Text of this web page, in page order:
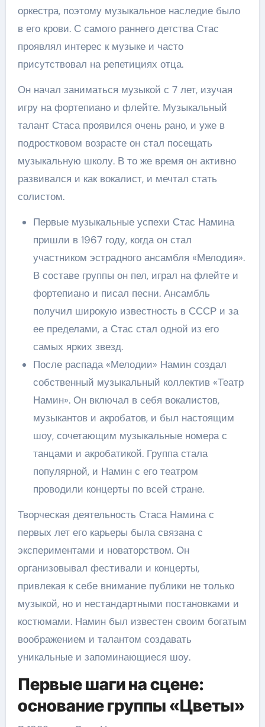
оркестра, поэтому музыкальное наследие было
в его крови. С самого раннего детства Стас
проявлял интерес к музыке и часто
присутствовал на репетициях отца.
Он начал заниматься музыкой с 7 лет, изучая
игру на фортепиано и флейте. Музыкальный
талант Стаса проявился очень рано, и уже в
подростковом возрасте он стал посещать
музыкальную школу. В то же время он активно
развивался и как вокалист, и мечтал стать
солистом.
Первые музыкальные успехи Стас Намина
пришли в 1967 году, когда он стал
участником эстрадного ансамбля «Мелодия».
В составе группы он пел, играл на флейте и
фортепиано и писал песни. Ансамбль
получил широкую известность в СССР и за
ее пределами, а Стас стал одной из его
самых ярких звезд.
После распада «Мелодии» Намин создал
собственный музыкальный коллектив «Театр
Намин». Он включал в себя вокалистов,
музыкантов и акробатов, и был настоящим
шоу, сочетающим музыкальные номера с
танцами и акробатикой. Группа стала
популярной, и Намин с его театром
проводили концерты по всей стране.
Творческая деятельность Стаса Намина с
первых лет его карьеры была связана с
экспериментами и новаторством. Он
организовывал фестивали и концерты,
привлекая к себе внимание публики не только
музыкой, но и нестандартными постановками и
костюмами. Намин был известен своим богатым
воображением и талантом создавать
уникальные и запоминающиеся шоу.
Первые шаги на сцене:
основание группы «Цветы»